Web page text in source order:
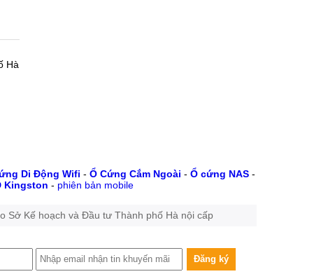
Hà
Di Động Wifi -Ổ Cứng Cắm Ngoài -Ổ cứng NAS -
Kingston - phiên bản mobile
Sở Kế hoạch và Đầu tư Thành phố Hà nội cấp
Đăng ký